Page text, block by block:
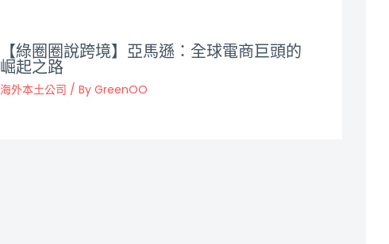
【綠圈圈說跨境】亞馬遜：全球電商巨頭的
崛起之路
海外本土公司 / By GreenOO